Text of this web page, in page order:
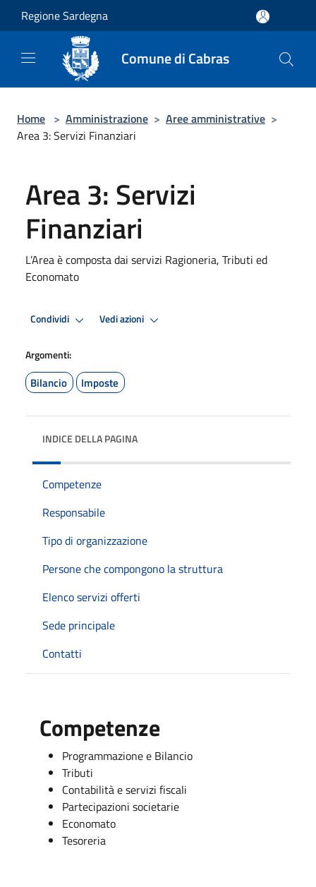
Salta al contenuto principale
Regione Sardegna
Comune di Cabras
Home > Amministrazione > Aree amministrative >
Area 3: Servizi Finanziari
Area 3: Servizi
Finanziari
L’Area è composta dai servizi Ragioneria, Tributi ed
Economato
Condividi Vedi azioni
Argomenti:
Bilancio Imposte
INDICE DELLA PAGINA
Competenze
Responsabile
Tipo di organizzazione
Persone che compongono la struttura
Elenco servizi offerti
Sede principale
Contatti
Competenze
Programmazione e Bilancio
Tributi
Contabilità e servizi fiscali
Partecipazioni societarie
Economato
Tesoreria